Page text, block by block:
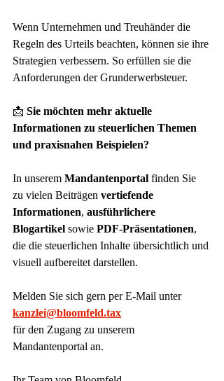
Wenn Unternehmen und Treuhänder die
Regeln des Urteils beachten, können sie ihre
Strategien verbessern. So erfüllen sie die
Anforderungen der Grunderwerbsteuer.
📩 Sie möchten mehr aktuelle
Informationen zu steuerlichen Themen
und praxisnahen Beispielen?
In unserem Mandantenportal finden Sie
zu vielen Beiträgen vertiefende
Informationen, ausführlichere
Blogartikel sowie PDF-Präsentationen,
die die steuerlichen Inhalte übersichtlich und
visuell aufbereitet darstellen.
Melden Sie sich gern per E-Mail unter
kanzlei@bloomfeld.tax
für den Zugang zu unserem
Mandantenportal an.